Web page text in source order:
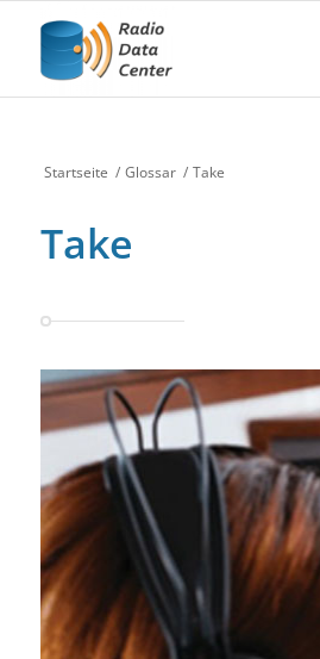
Startseite / Glossar / Take
Take